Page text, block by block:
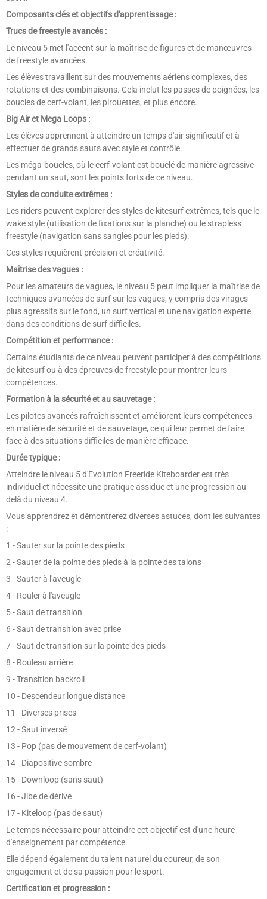
Composants clés et objectifs d'apprentissage :
Trucs de freestyle avancés :
Le niveau 5 met l'accent sur la maîtrise de figures et de manœuvres
de freestyle avancées.
Les élèves travaillent sur des mouvements aériens complexes, des
rotations et des combinaisons. Cela inclut les passes de poignées, les
boucles de cerf-volant, les pirouettes, et plus encore.
Big Air et Mega Loops :
Les élèves apprennent à atteindre un temps d'air significatif et à
effectuer de grands sauts avec style et contrôle.
Les méga-boucles, où le cerf-volant est bouclé de manière agressive
pendant un saut, sont les points forts de ce niveau.
Styles de conduite extrêmes :
Les riders peuvent explorer des styles de kitesurf extrêmes, tels que le
wake style (utilisation de fixations sur la planche) ou le strapless
freestyle (navigation sans sangles pour les pieds).
Ces styles requièrent précision et créativité.
Maîtrise des vagues :
Pour les amateurs de vagues, le niveau 5 peut impliquer la maîtrise de
techniques avancées de surf sur les vagues, y compris des virages
plus agressifs sur le fond, un surf vertical et une navigation experte
dans des conditions de surf difficiles.
Compétition et performance :
Certains étudiants de ce niveau peuvent participer à des compétitions
de kitesurf ou à des épreuves de freestyle pour montrer leurs
compétences.
Formation à la sécurité et au sauvetage :
Les pilotes avancés rafraîchissent et améliorent leurs compétences
en matière de sécurité et de sauvetage, ce qui leur permet de faire
face à des situations difficiles de manière efficace.
Durée typique :
Atteindre le niveau 5 d'Evolution Freeride Kiteboarder est très
individuel et nécessite une pratique assidue et une progression au-
delà du niveau 4.
Vous apprendrez et démontrerez diverses astuces, dont les suivantes
:
1 - Sauter sur la pointe des pieds
2 - Sauter de la pointe des pieds à la pointe des talons
3 - Sauter à l'aveugle
4 - Rouler à l'aveugle
5 - Saut de transition
6 - Saut de transition avec prise
7 - Saut de transition sur la pointe des pieds
8 - Rouleau arrière
9 - Transition backroll
10 - Descendeur longue distance
11 - Diverses prises
12 - Saut inversé
13 - Pop (pas de mouvement de cerf-volant)
14 - Diapositive sombre
15 - Downloop (sans saut)
16 - Jibe de dérive
17 - Kiteloop (pas de saut)
Le temps nécessaire pour atteindre cet objectif est d'une heure
d'enseignement par compétence.
Elle dépend également du talent naturel du coureur, de son
engagement et de sa passion pour le sport.
Certification et progression :